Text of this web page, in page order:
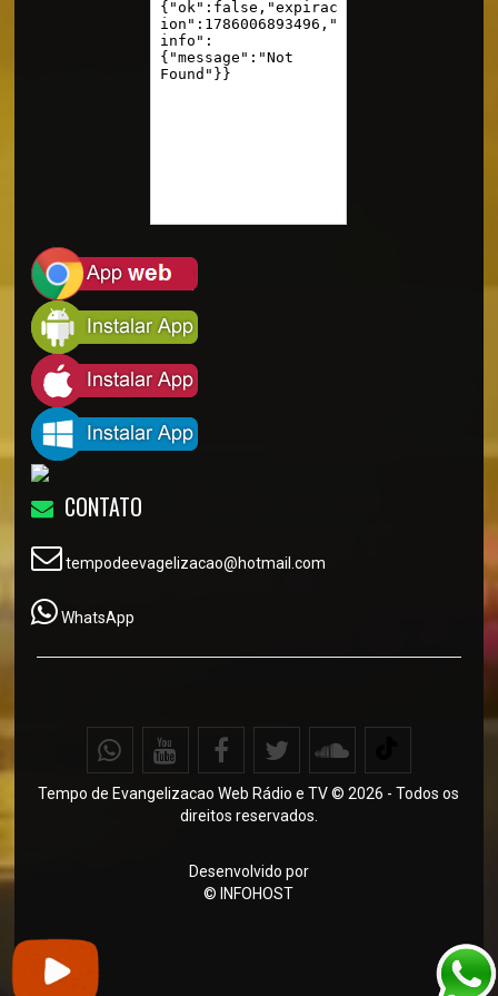
CONTATO
tempodeevagelizacao@hotmail.com
WhatsApp
Tempo de Evangelizacao Web Rádio e TV © 2026 - Todos os
direitos reservados.
Desenvolvido por
© INFOHOST